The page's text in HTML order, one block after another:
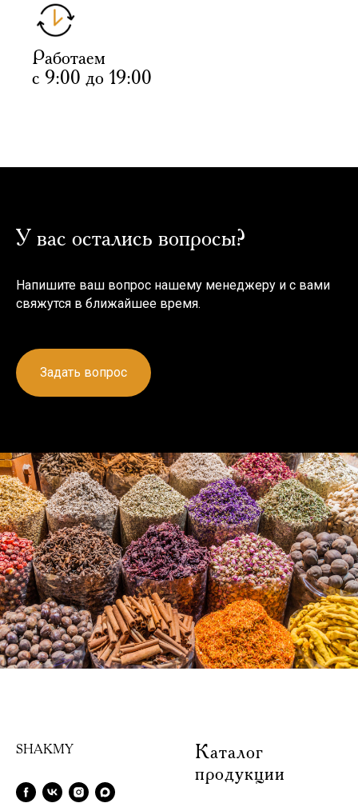
Работаем
с 9:00 до 19:00
У вас остались вопросы?
Напишите ваш вопрос нашему менеджеру и с вами
свяжутся в ближайшее время.
Задать вопрос
SHAKMY
Каталог
продукции